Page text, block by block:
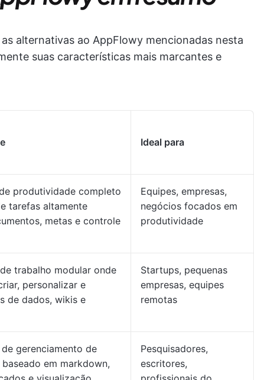
alternativas ao AppFlowy mencionadas nesta
suas características mais marcantes e
Ideal para
produtividade completo
tarefas altamente
metas e controle
Equipes, empresas,
negócios focados em
produtividade
trabalho modular onde
personalizar e
de dados, wikis e
Startups, pequenas
empresas, equipes
remotas
gerenciamento de
em markdown,
Pesquisadores,
escritores,